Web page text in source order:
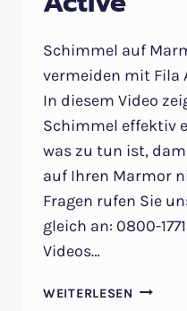
Schimmel auf
vermeiden mit Fila
In diesem Video
Schimmel effektiv
was zu tun ist,
auf Ihren Marmor
Fragen rufen Sie
gleich an: 0800-
Videos…
WEITERLESEN